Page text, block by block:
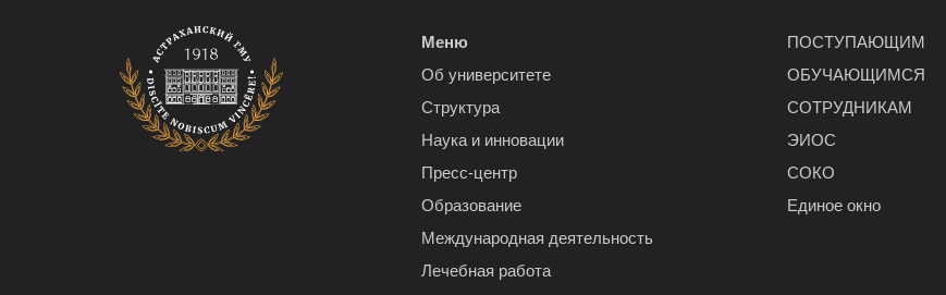
Меню
Об университете
Структура
Наука и инновации
Пресс-центр
Образование
Международная деятельность
Лечебная работа
ПОСТУПАЮЩИМ
ОБУЧАЮЩИМСЯ
СОТРУДНИКАМ
ЭИОС
СОКО
Единое окно